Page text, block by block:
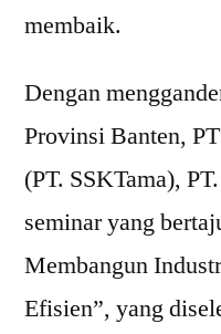
membaik.
Dengan
Provinsi Banten,
(PT. SSKTama),
seminar yang
Membangun
Efisien”, yang